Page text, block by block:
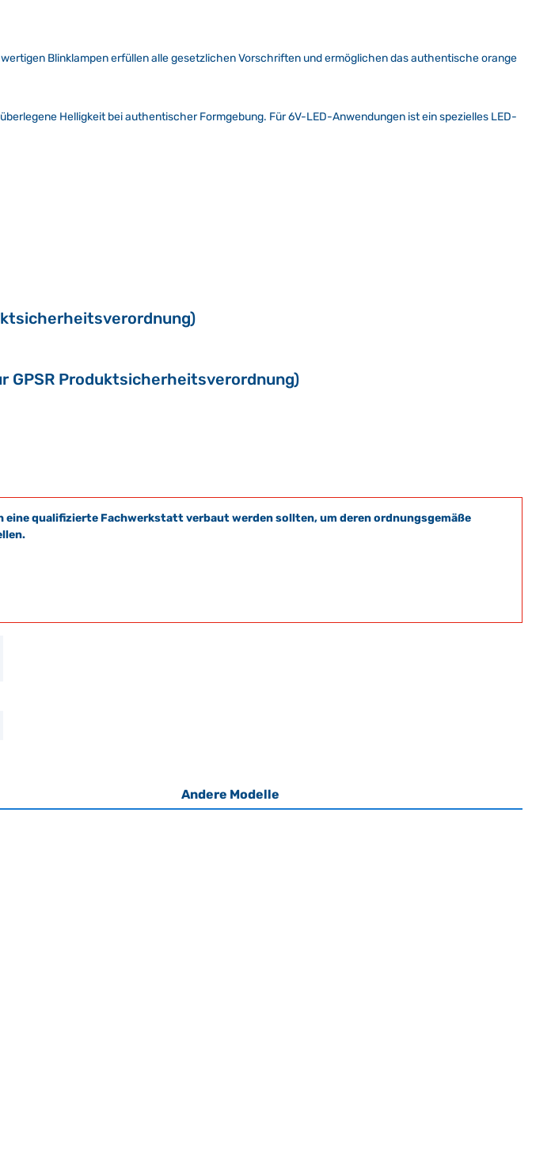
Blinklampen erfüllen alle gesetzlichen Vorschriften und ermöglichen das authentische orange
Helligkeit bei authentischer Formgebung. Für 6V-LED-Anwendungen ist ein spezielles LED-
Produktsicherheitsverordnung)
qualifizierte Fachwerkstatt verbaut werden sollten, um deren ordnungsgemäße
Andere Modelle